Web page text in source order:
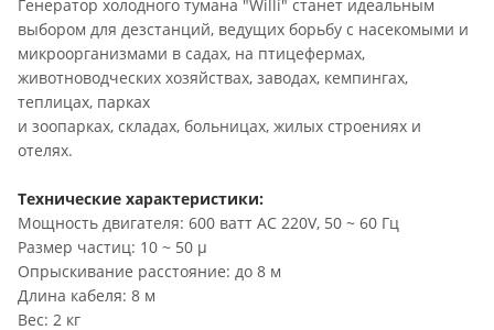
Генератор холодного тумана "Willi" станет идеальным
выбором для дезстанций, ведущих борьбу с насекомыми и
микроорганизмами в садах, на птицефермах,
животноводческих хозяйствах, заводах, кемпингах,
теплицах, парках
и зоопарках, складах, больницах, жилых строениях и
отелях.
Технические характеристики:
Мощность двигателя: 600 ватт AC 220V, 50 ~ 60 Гц
Размер частиц: 10 ~ 50 μ
Опрыскивание расстояние: до 8 м
Длина кабеля: 8 м
Вес: 2 кг